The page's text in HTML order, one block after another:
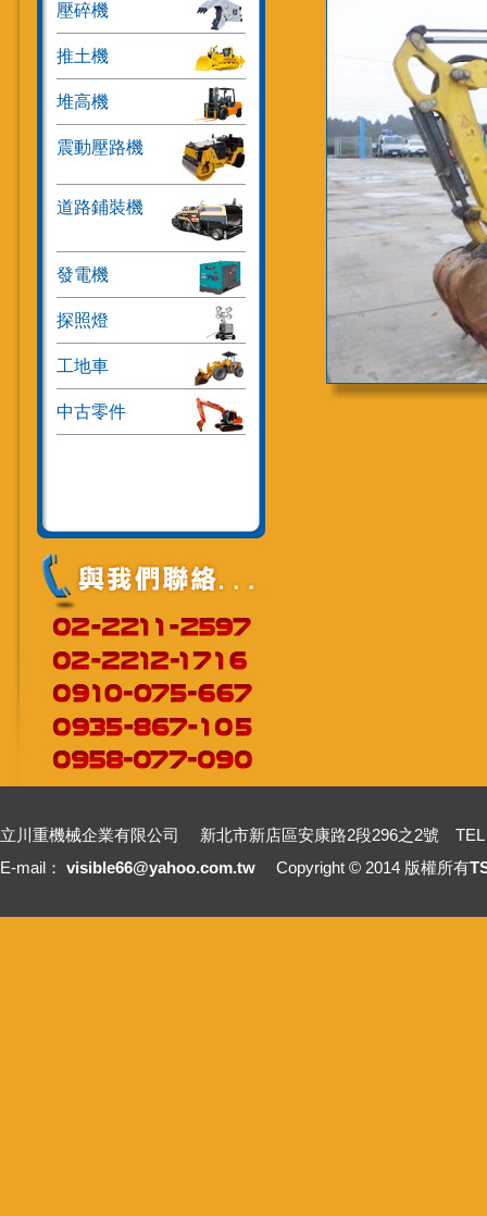
壓碎機
推土機
堆高機
震動壓路機
道路鋪裝機
發電機
探照燈
工地車
中古零件
立川重機械企業有限公司 新北市新店區安康路2段296之2號 TEL
E-mail： visible66@yahoo.com.tw Copyright © 2014 版權所有